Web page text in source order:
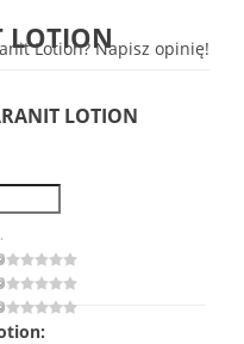
LOTION
Lotion? Napisz opinię!
LOTION